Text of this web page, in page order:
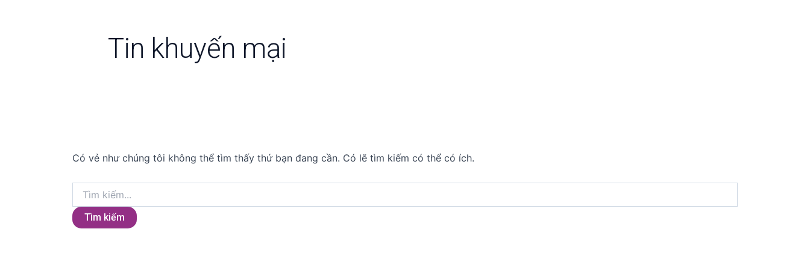
Tin khuyến mại
Có vẻ như chúng tôi không thể tìm thấy thứ bạn đang cần. Có lẽ tìm kiếm có thể có ích.